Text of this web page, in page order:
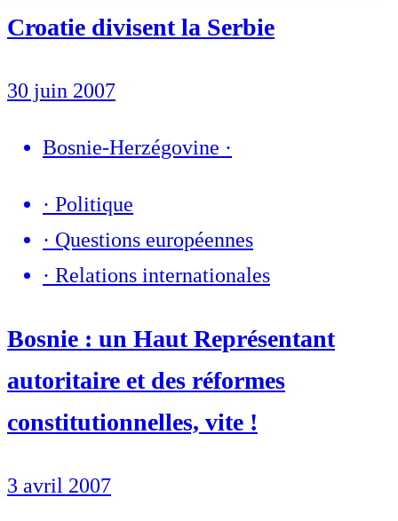
Croatie divisent la Serbie
30 juin 2007
Bosnie-Herzégovine ·
· Politique
· Questions européennes
· Relations internationales
Bosnie : un Haut Représentant
autoritaire et des réformes
constitutionnelles, vite !
3 avril 2007